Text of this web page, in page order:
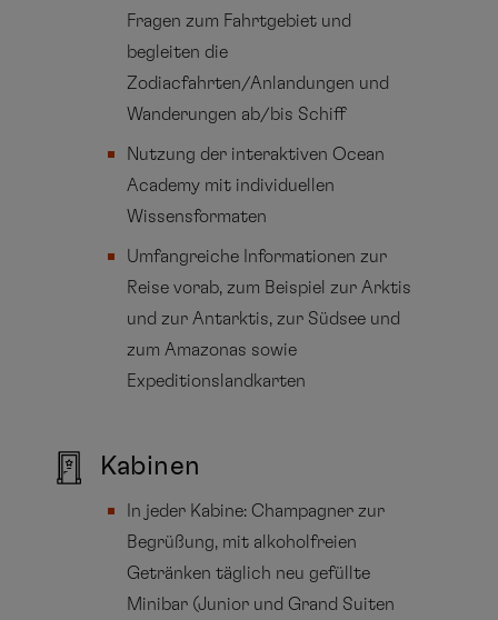
Fragen zum Fahrtgebiet und
begleiten die
Zodiacfahrten/Anlandungen und
Wanderungen ab/bis Schiff
Nutzung der interaktiven Ocean
Academy mit individuellen
Wissensformaten
Umfangreiche Informationen zur
Reise vorab, zum Beispiel zur Arktis
und zur Antarktis, zur Südsee und
zum Amazonas sowie
Expeditionslandkarten
Kabinen
In jeder Kabine: Champagner zur
Begrüßung, mit alkoholfreien
Getränken täglich neu gefüllte
Minibar (Junior und Grand Suiten